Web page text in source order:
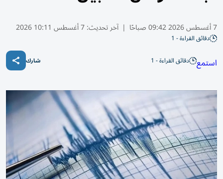
7 أغسطس 2026 09:42 صباحًا | آخر تحديث:7 أغسطس 10:11 2026
دقائق القراءة - 1
استمع دقائق القراءة - 1 شارك